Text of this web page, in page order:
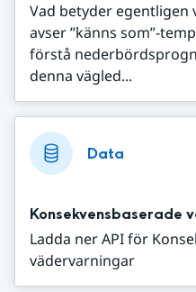
Vad betyder egentligen
avser ”känns som”-
förstå
denna vägled...
Data
Konsekvensbaserade
Ladda ner API för
vädervarningar